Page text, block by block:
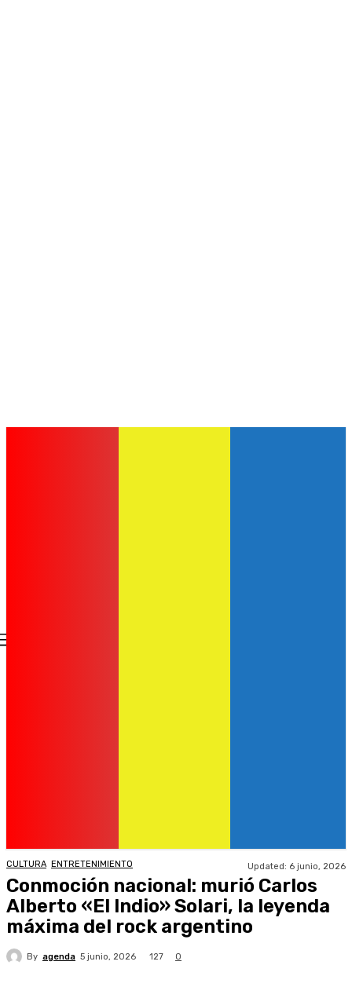
CULTURA ENTRETENIMIENTO Updated: 6 junio, 2026
Conmoción nacional: murió Carlos
Alberto «El Indio» Solari, la leyenda
máxima del rock argentino
By agenda 5 junio, 2026 127 0